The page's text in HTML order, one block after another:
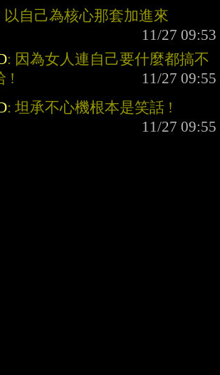
以自己為核心那套加進來
: 因為女人連自己要什麼都搞不
!
: 坦承不心機根本是笑話 !